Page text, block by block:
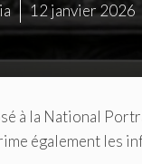
12 janvier 2026
à la National
également les